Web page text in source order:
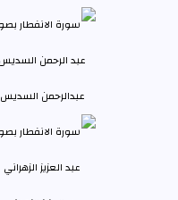
عبدالرحمن السديس